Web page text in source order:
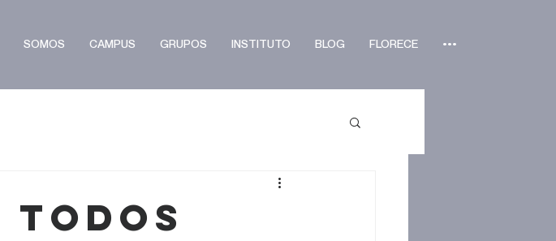
SOMOS CAMPUS GRUPOS INSTITUTO BLOG FLORECE •••
todos